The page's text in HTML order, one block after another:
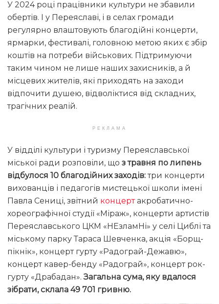
У 2024 році працівники культури не збавили
обертів. І у Переяславі, і в селах громади
регулярно влаштовують благодійні концерти,
ярмарки, фестивалі, головною метою яких є збір
коштів на потреби військових. Підтримуючи
таким чином не лише наших захисників, а й
місцевих жителів, які приходять на заходи
відпочити душею, відволіктися від складних,
трагічних реалій.
РЕКЛАМА
У відділі культури і туризму Переяславської
міської ради розповіли, що з травня по липень
відбулося 10 благодійних заходів:три концерти
вихованців і педагогів мистецької школи імені
Павла Сениці, звітний концертакробатично-
хореографічної студії «Міраж», концерти артистів
Переяславського ЦКМ «НЕзламНі» у селі Циблі та
міському парку Тараса Шевченка, акція «Борщ-
пікнік», концерт гурту «Радограй-Дежавю»,
концерт кавер-бенду «Радограй», концерт рок-
гурту «Драбадан».Загальна сума, яку вдалося
зібрати, склала 49 701 гривню.